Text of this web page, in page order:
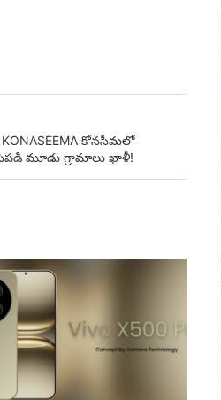
KONASEEMA కోనసీమలో
మూడు గ్రామాలు ఖాళీ!